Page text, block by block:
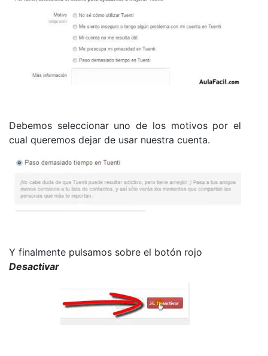
Debemos seleccionar uno de los motivos por el
cual queremos dejar de usar nuestra cuenta.
Y finalmente pulsamos sobre el botón rojo
Desactivar